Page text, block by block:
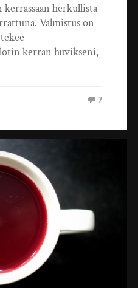
herkullista
Valmistus on
kerran huvikseni,
7